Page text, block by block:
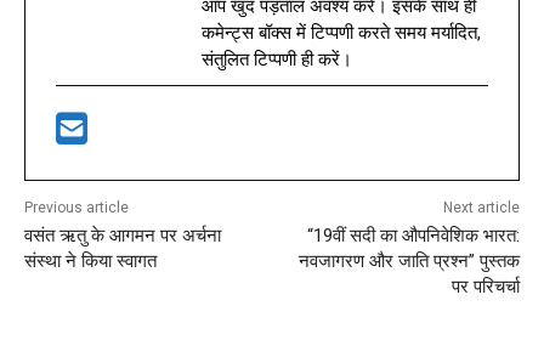
आप खुद पड़ताल अवश्य करें। इसके साथ ही
कमेन्ट्स बॉक्स में टिप्पणी करते समय मर्यादित,
संतुलित टिप्पणी ही करें।
Previous article
वसंत ऋतु के आगमन पर अर्चना
संस्था ने किया स्वागत
Next article
“19वीं सदी का औपनिवेशिक भारत:
नवजागरण और जाति प्रश्न” पुस्तक
पर परिचर्चा